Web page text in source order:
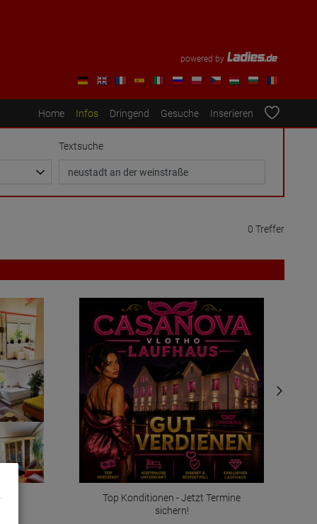
powered by
Home Infos Dringend Gesuche Inserieren
Textsuche
0 Treffer
Top Konditionen - Jetzt Termine
sichern!